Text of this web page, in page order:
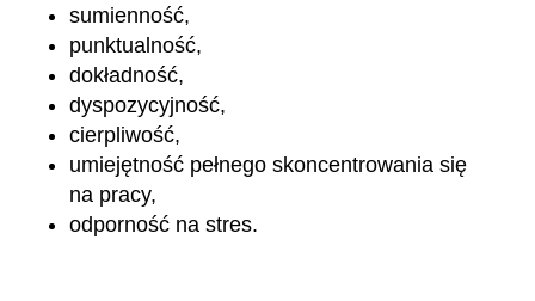
sumienność,
punktualność,
dokładność,
dyspozycyjność,
cierpliwość,
umiejętność pełnego skoncentrowania się
na pracy,
odporność na stres.